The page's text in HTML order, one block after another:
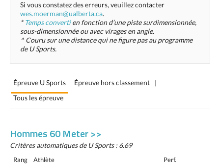
Si vous constatez des erreurs, veuillez contacter
wes.moerman@ualberta.ca.
* Temps convertien fonction d’une piste surdimensionnée,
sous-dimensionnée ou avec virages en angle.
^ Couru sur une distance qui ne figure pas au programme
de U Sports.
Épreuve U Sports Épreuve hors classement
|
Tous les épreuve
Hommes 60 Meter >>
Critères automatiques de U Sports : 6.69
Rang Athlète
Perf.